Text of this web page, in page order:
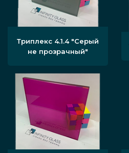
Триплекс 4.1.4 "Серый
не прозрачный"